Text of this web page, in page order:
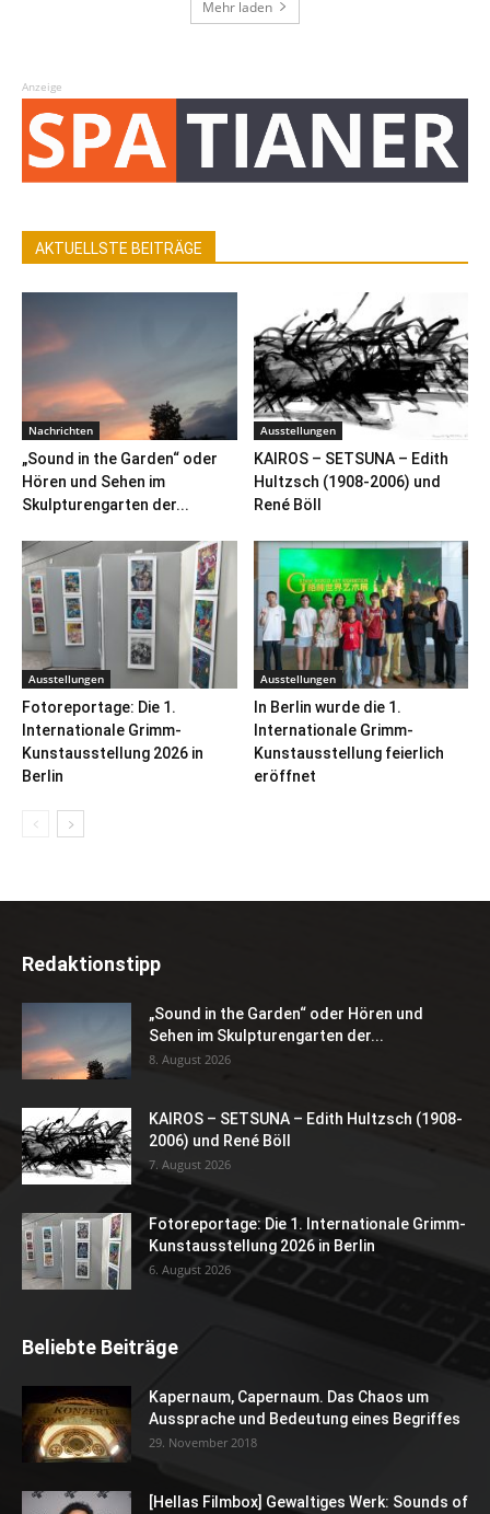
Mehr laden
Anzeige
AKTUELLSTE BEITRÄGE
Nachrichten
„Sound in the Garden“ oder
Hören und Sehen im
Skulpturengarten der...
Ausstellungen
KAIROS – SETSUNA – Edith
Hultzsch (1908-2006) und
René Böll
Ausstellungen
Fotoreportage: Die 1.
Internationale Grimm-
Kunstausstellung 2026 in
Berlin
Ausstellungen
In Berlin wurde die 1.
Internationale Grimm-
Kunstausstellung feierlich
eröffnet
Redaktionstipp
„Sound in the Garden“ oder Hören und
Sehen im Skulpturengarten der...
8. August 2026
KAIROS – SETSUNA – Edith Hultzsch (1908-
2006) und René Böll
7. August 2026
Fotoreportage: Die 1. Internationale Grimm-
Kunstausstellung 2026 in Berlin
6. August 2026
Beliebte Beiträge
Kapernaum, Capernaum. Das Chaos um
Aussprache und Bedeutung eines Begriffes
29. November 2018
[Hellas Filmbox] Gewaltiges Werk: Sounds of